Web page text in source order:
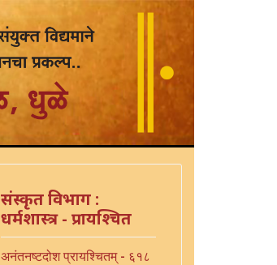
संस्कृत विभाग :
धर्मशास्त्र - प्रायश्चित
अनंतनष्टदोश प्रायश्चितम् - ६१८